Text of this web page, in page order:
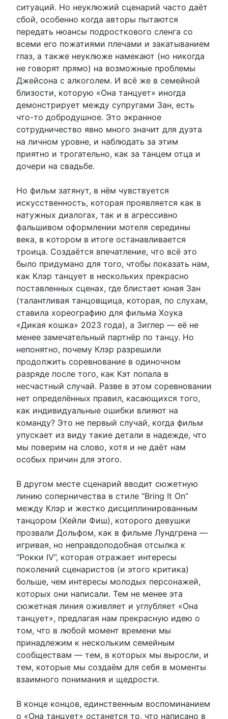
ситуаций. Но неуклюжий сценарий часто даёт
сбой, особенно когда авторы пытаются
передать нюансы подросткового сленга со
всеми его пожатиями плечами и закатыванием
глаз, а также неуклюже намекают (но никогда
не говорят прямо) на возможные проблемы
Джейсона с алкоголем. И всё же в семейной
близости, которую «Она танцует» иногда
демонстрирует между супругами Зан, есть
что-то добродушное. Это экранное
сотрудничество явно много значит для дуэта
на личном уровне, и наблюдать за этим
приятно и трогательно, как за танцем отца и
дочери на свадьбе.
Но фильм затянут, в нём чувствуется
искусственность, которая проявляется как в
натужных диалогах, так и в агрессивно
фальшивом оформлении мотеля середины
века, в котором в итоге останавливается
троица. Создаётся впечатление, что всё это
было придумано для того, чтобы показать нам,
как Клэр танцует в нескольких прекрасно
поставленных сценах, где блистает юная Зан
(талантливая танцовщица, которая, по слухам,
ставила хореографию для фильма Хоука
«Дикая кошка» 2023 года), а Зиглер — её не
менее замечательный партнёр по танцу. Но
непонятно, почему Клэр разрешили
продолжить соревнование в одиночном
разряде после того, как Кэт попала в
несчастный случай. Разве в этом соревновании
нет определённых правил, касающихся того,
как индивидуальные ошибки влияют на
команду? Это не первый случай, когда фильм
упускает из виду такие детали в надежде, что
мы поверим на слово, хотя и не даёт нам
особых причин для этого.
В другом месте сценарий вводит сюжетную
линию соперничества в стиле “Bring It On”
между Клэр и жестко дисциплинированным
танцором (Хейли Фиш), которого девушки
прозвали Дольфом, как в фильме Лундгрена —
игривая, но неправдоподобная отсылка к
“Рокки IV”, которая отражает интересы
поколений сценаристов (и этого критика)
больше, чем интересы молодых персонажей,
которых они написали. Тем не менее эта
сюжетная линия оживляет и углубляет «Она
танцует», предлагая нам прекрасную идею о
том, что в любой момент времени мы
принадлежим к нескольким семейным
сообществам — тем, в которых мы выросли, и
тем, которые мы создаём для себя в моменты
взаимного понимания и щедрости.
В конце концов, единственным воспоминанием
о «Она танцует» останется то, что написано в